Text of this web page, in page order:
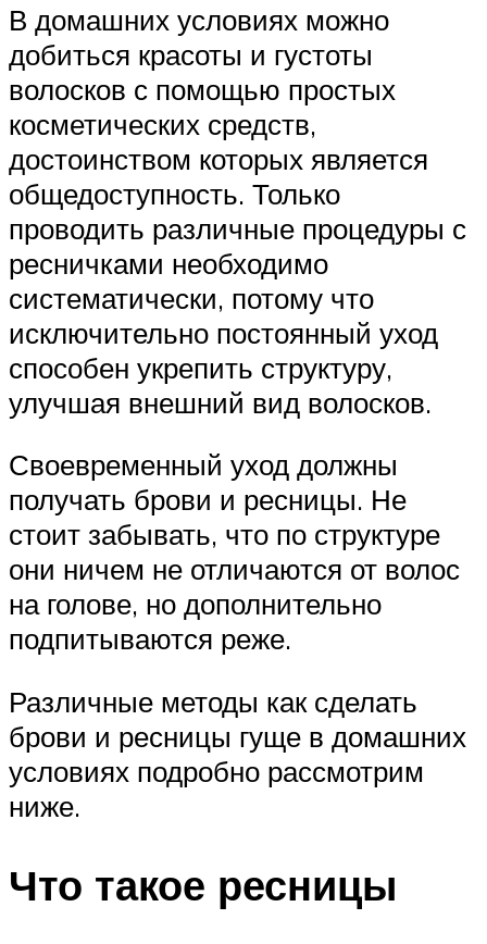
В домашних условиях можно
добиться красоты и густоты
волосков с помощью простых
косметических средств,
достоинством которых является
общедоступность. Только
проводить различные процедуры с
ресничками необходимо
систематически, потому что
исключительно постоянный уход
способен укрепить структуру,
улучшая внешний вид волосков.
Своевременный уход должны
получать брови и ресницы. Не
стоит забывать, что по структуре
они ничем не отличаются от волос
на голове, но дополнительно
подпитываются реже.
Различные методы как сделать
брови и ресницы гуще в домашних
условиях подробно рассмотрим
ниже.
Что такое ресницы